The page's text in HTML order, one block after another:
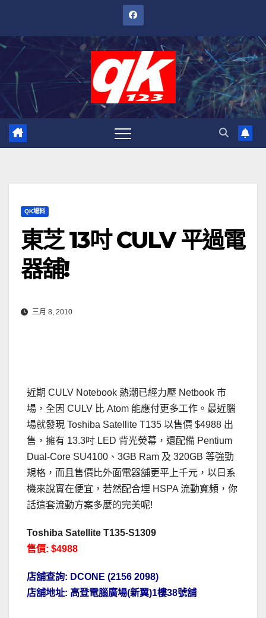
內
QK場料
東芝 13吋 CULV 平過電
器舖!
三月 8, 2010
近期 CULV Notebook 熱潮已經力壓 Netbook 市
場，全因 CULV 比 Atom 能應付更多工作。最近腦
場就發現 Toshiba Satellite T135 以售價 $4988 出
售，擁有 13.3吋 LED 背光熒幕，還配備 Pentium
Dual-Core SU4100、3GB Ram 及 320GB 等強勁
規格，而且售價比外面電器舖更平上千元，以日系
機來說實在便宜，若然配合埋 HSPA 流動寬頻，你
話這套流動方案多麼的完美呢!
Toshiba Satellite T135-S1309
售價: $4988
店舖查詢: DCONE (2156 2098)
店舖地址: 高登電腦廣場(新翼)1樓38號舖